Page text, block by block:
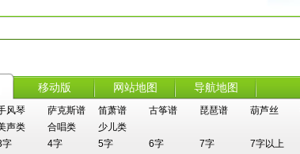
移动版 网站地图 导航地图
风琴 萨克斯谱 笛萧谱 古筝谱 琵琶谱 葫芦丝
声类 合唱类
少儿类
字 4字 5字 6字 7字 7字以上